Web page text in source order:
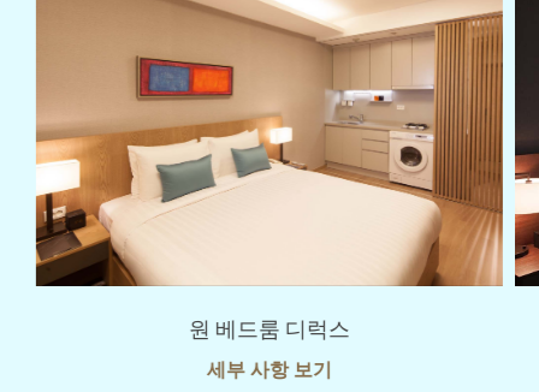
원 베드룸 디럭스
세부 사항 보기